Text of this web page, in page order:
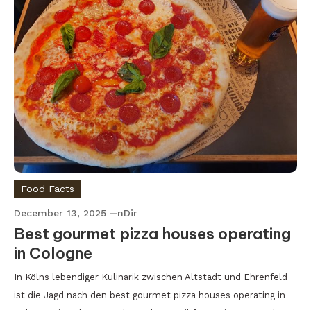
Food Facts
December 13, 2025 nDir
Best gourmet pizza houses operating
in Cologne
In Kölns lebendiger Kulinarik zwischen Altstadt und Ehrenfeld
ist die Jagd nach den best gourmet pizza houses operating in